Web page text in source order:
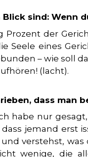
sind: Wenn
Prozent der
Seele eines
– wie soll
(lacht).
dass man
habe nur
jemand erst
verstehst,
wenige, die